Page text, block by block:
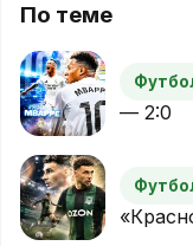
По теме
— 2:0